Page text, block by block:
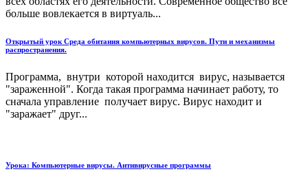
больше вовлекается в виртуаль...
Открытый урок Среда обитания компьютерных вирусов. Пути и механизмы
распространения.
Программа, внутри которой находится вирус, называется
"зараженной". Когда такая программа начинает работу, то
сначала управление получает вирус. Вирус находит и
"заражает" друг...
Урока: Компьютерные вирусы. Антивирусные программы